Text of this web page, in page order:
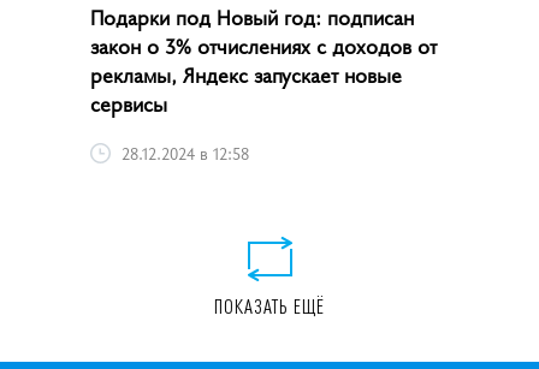
Подарки под Новый год: подписан
закон о 3% отчислениях с доходов от
рекламы, Яндекс запускает новые
сервисы
28.12.2024 в 12:58
ПОКАЗАТЬ ЕЩЁ